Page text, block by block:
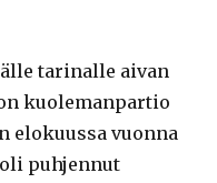
tarinalle aivan
kuolemanpartio
elokuussa vuonna
puhjennut